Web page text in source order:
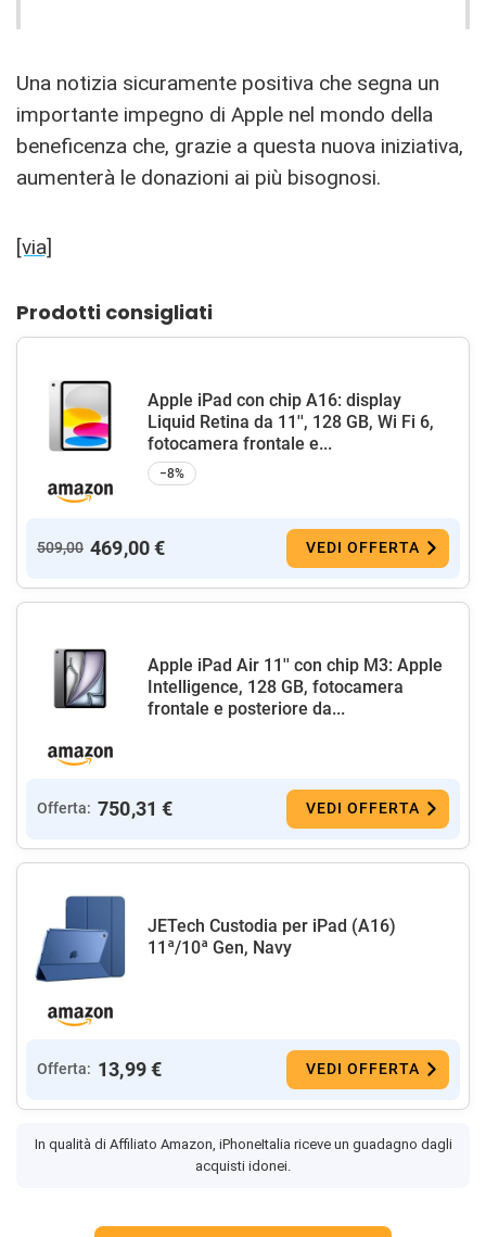
Una notizia sicuramente positiva che segna un
importante impegno di Apple nel mondo della
beneficenza che, grazie a questa nuova iniziativa,
aumenterà le donazioni ai più bisognosi.
[via]
Prodotti consigliati
Apple iPad con chip A16: display
Liquid Retina da 11'', 128 GB, Wi Fi 6,
fotocamera frontale e...
−8%
509,00 469,00 € VEDI OFFERTA
Apple iPad Air 11'' con chip M3: Apple
Intelligence, 128 GB, fotocamera
frontale e posteriore da...
Offerta: 750,31 € VEDI OFFERTA
JETech Custodia per iPad (A16)
11ª/10ª Gen, Navy
Offerta: 13,99 € VEDI OFFERTA
In qualità di Affiliato Amazon, iPhoneItalia riceve un guadagno dagli
acquisti idonei.